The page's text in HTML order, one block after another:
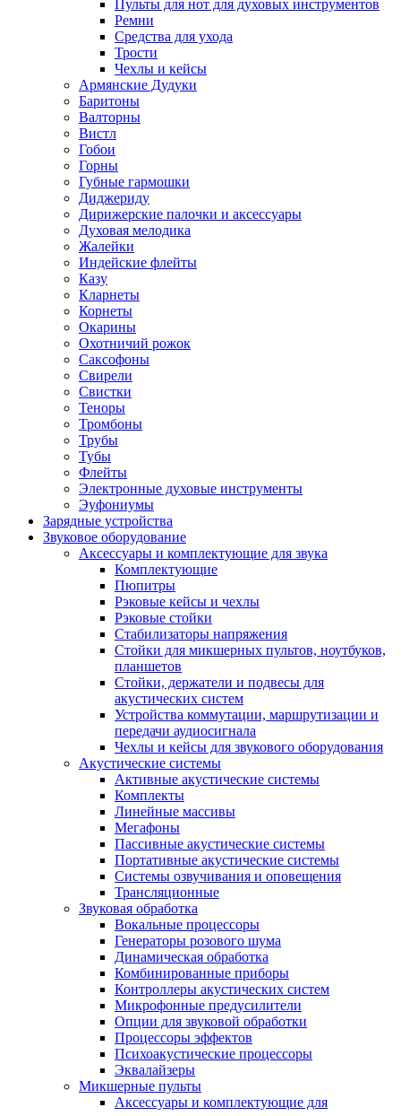
Пульты для нот для духовых инструментов
Ремни
Средства для ухода
Трости
Чехлы и кейсы
Армянские Дудуки
Баритоны
Валторны
Вистл
Гобои
Горны
Губные гармошки
Диджериду
Дирижерские палочки и аксессуары
Духовая мелодика
Жалейки
Индейские флейты
Казу
Кларнеты
Корнеты
Окарины
Охотничий рожок
Саксофоны
Свирели
Свистки
Теноры
Тромбоны
Трубы
Тубы
Флейты
Электронные духовые инструменты
Эуфониумы
Зарядные устройства
Звуковое оборудование
Аксессуары и комплектующие для звука
Комплектующие
Пюпитры
Рэковые кейсы и чехлы
Рэковые стойки
Стабилизаторы напряжения
Стойки для микшерных пультов, ноутбуков,
планшетов
Стойки, держатели и подвесы для
акустических систем
Устройства коммутации, маршрутизации и
передачи аудиосигнала
Чехлы и кейсы для звукового оборудования
Акустические системы
Активные акустические системы
Комплекты
Линейные массивы
Мегафоны
Пассивные акустические системы
Портативные акустические системы
Системы озвучивания и оповещения
Трансляционные
Звуковая обработка
Вокальные процессоры
Генераторы розового шума
Динамическая обработка
Комбинированные приборы
Контроллеры акустических систем
Микрофонные предусилители
Опции для звуковой обработки
Процессоры эффектов
Психоакустические процессоры
Эквалайзеры
Микшерные пульты
Аксессуары и комплектующие для